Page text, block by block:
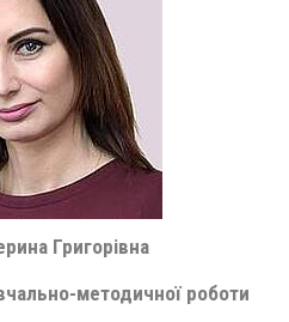
Григорівна
методичної роботи